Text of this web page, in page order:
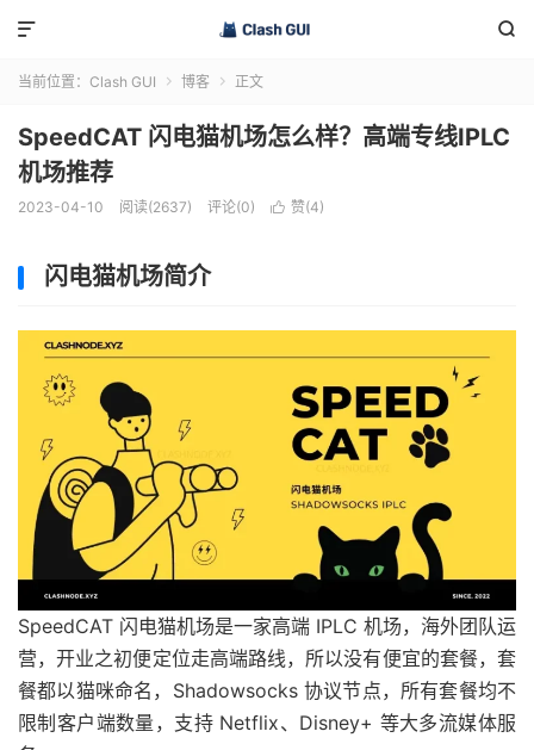


当前位置： Clash GUI  博客  正文
SpeedCAT 闪电猫机场怎么样？高端专线IPLC
机场推荐
2023-04-10 阅读(2637) 评论(0)  赞(4)
闪电猫机场简介
SpeedCAT 闪电猫机场是一家高端 IPLC 机场，海外团队运
营，开业之初便定位走高端路线，所以没有便宜的套餐，套
餐都以猫咪命名，Shadowsocks 协议节点，所有套餐均不
限制客户端数量，支持 Netflix、Disney+ 等大多流媒体服